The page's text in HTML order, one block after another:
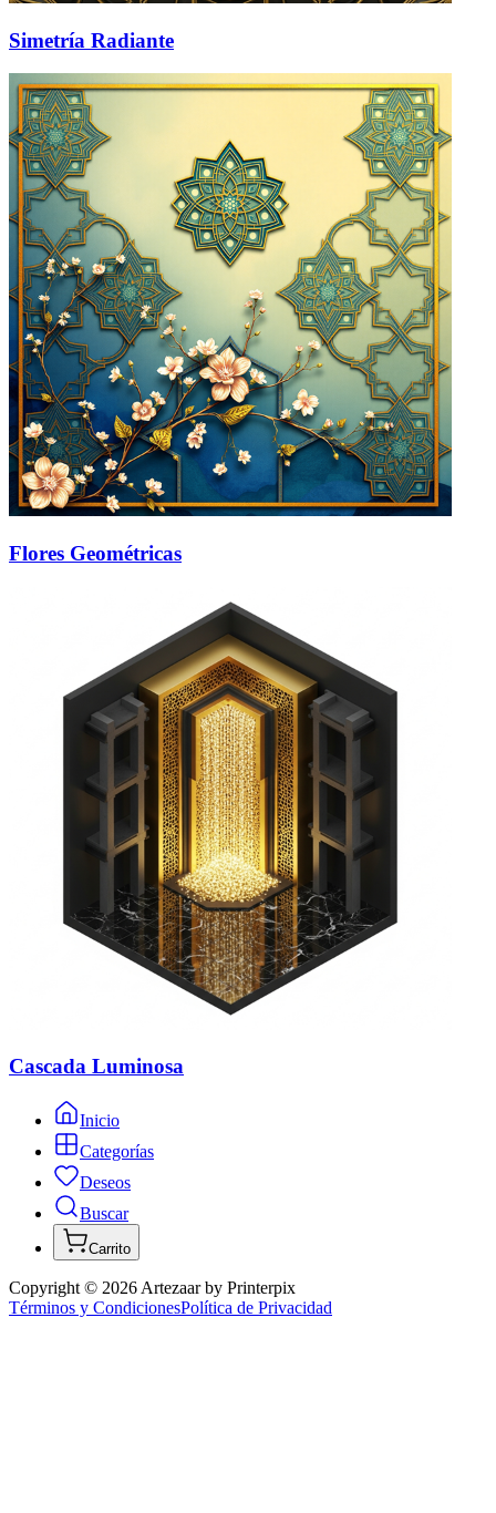
Simetría Radiante
Flores Geométricas
Cascada Luminosa
Inicio
Categorías
Deseos
Buscar
Carrito
Copyright © 2026 Artezaar by Printerpix
Términos y CondicionesPolítica de Privacidad